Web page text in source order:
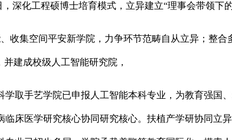
化工程硕博士培育模式，立异建立“理事会带领下
集空间平安新学院，力争环节范畴自从立异；整合
建成校级人工智能研究院，
手艺学院已申报人工智能本科专业，为教育强国
床医学研究核心协同研究核心。扶植产学研协同立